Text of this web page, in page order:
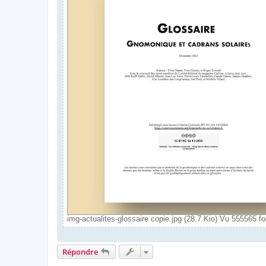
img-actualites-glossaire copie.jpg (28.7 Kio) Vu 555565
Répondre